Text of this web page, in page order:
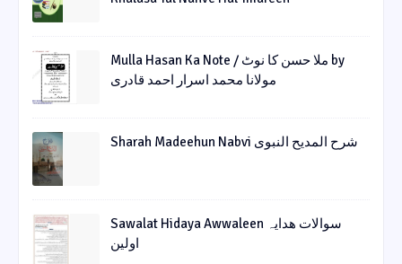
Mulla Hasan Ka Note / ملا حسن کا نوٹ by
مولانا محمد اسرار احمد قادری
Sharah Madeehun Nabvi شرح المدیح النبوی
Sawalat Hidaya Awwaleen سوالات ھدایہ
اولین